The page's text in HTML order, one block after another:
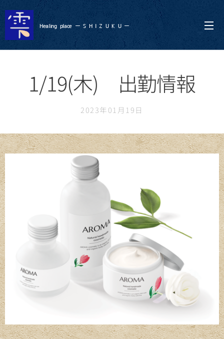
Healing place ー S H I Z U K U ー
1/19(木) 出勤情報
2023年01月19日